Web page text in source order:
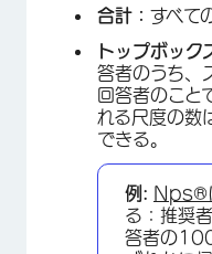
合計： すべて
トップボック
答者のうち、
回答者のこと
れる尺度の数
できる。
例: Nps®
る：推奨
答者の